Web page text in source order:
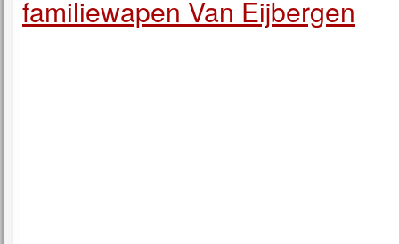
familiewapen Van Eijbergen